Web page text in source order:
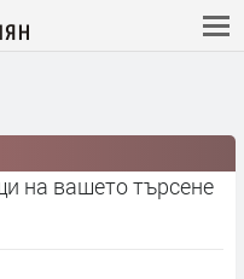
на вашето търсене